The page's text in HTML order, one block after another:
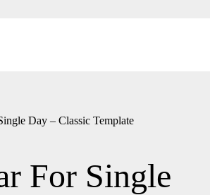
Day – Classic Template
For Single